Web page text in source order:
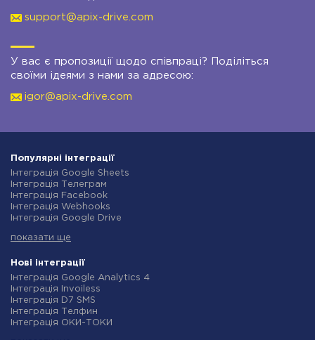
support@apix-drive.com
У вас є пропозиції щодо співпраці? Поділіться
своїми ідеями з нами за адресою:
igor@apix-drive.com
Популярні інтеграції
Інтеграція Google Sheets
Інтеграція Телеграм
Інтеграція Facebook
Інтеграція Webhooks
Інтеграція Google Drive
Інтеграція Gmail
Інтеграція Rozetka
Інтеграція OpenAI (ChatGPT)
Інтеграція Binotel
Інтеграція Prom
Інтеграція Приват24
Інтеграція OLX
показати ще
Нові інтеграції
Інтеграція Google Analytics 4
Інтеграція Invoiless
Інтеграція D7 SMS
Інтеграція Телфин
Інтеграція ОКИ-ТОКИ